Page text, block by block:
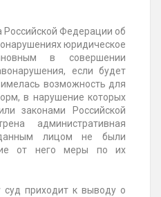
Российской Федерации об
юридическое
в совершении
если будет
имелась возможность для
в нарушение которых
законами Российской
административная
данным лицом не были
от него меры по их
суд приходит к выводу о